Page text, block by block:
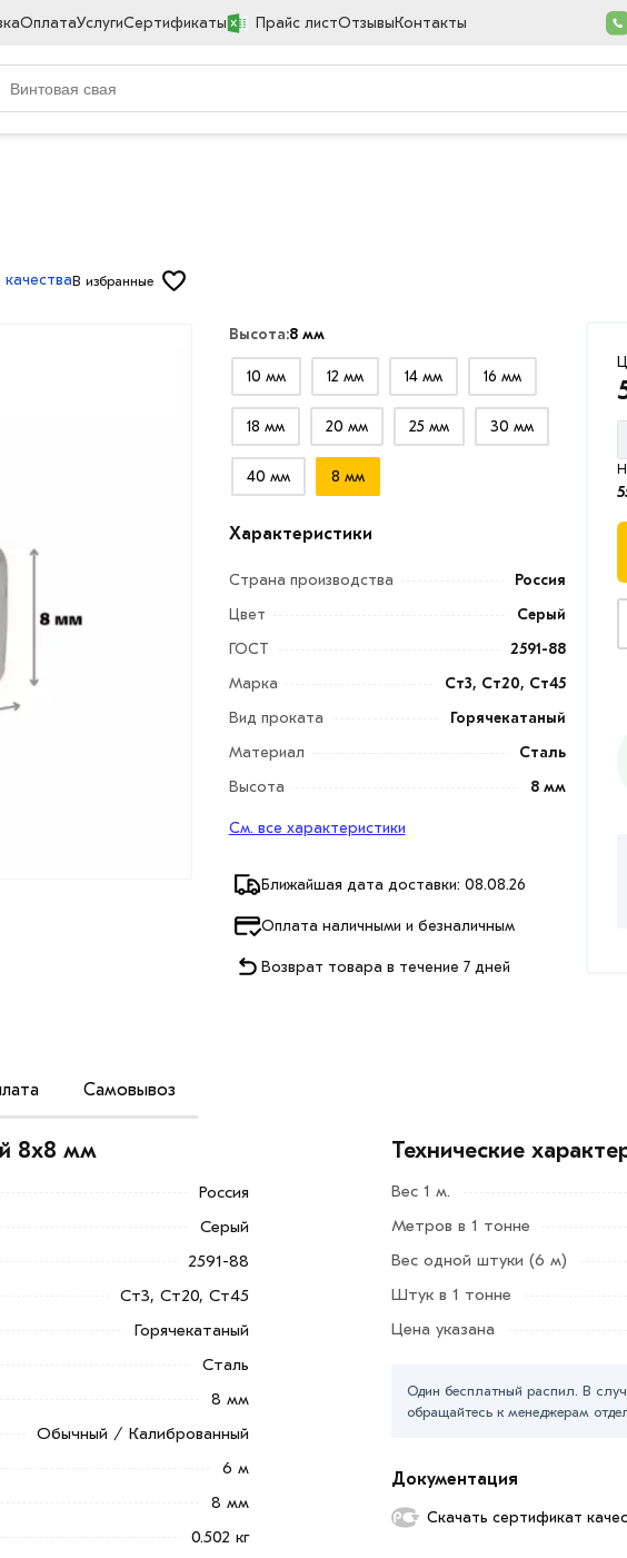
ОплатаУслугиСертификаты Прайс листОтзывыКонтакты
качестваВ избранные
Высота:8 мм
10 мм 12 мм 14 мм 16 мм
18 мм 20 мм 25 мм 30 мм
40 мм 8 мм
Характеристики
Страна производства
Россия
Цвет
Серый
ГОСТ
2591-88
Марка
Ст3, Ст20, Ст45
Вид проката
Горячекатаный
Материал
Сталь
Высота
8 мм
См. все характеристики
Ближайшая дата доставки: 08.08.26
Оплата наличными и безналичным
Возврат товара в течение 7 дней
Самовывоз
представляющая собой пруток
проката с сечением 8 мм.
элемент кованых изделий. Он может
мебели, в строительной отрасли.
по контактам указанным на сайте.
и области. Наши профессиональные
условий доставки или
всем стандартам качества.
8х8 мм
Россия
Серый
2591-88
Ст3, Ст20, Ст45
Горячекатаный
Сталь
8 мм
Обычный / Калиброванный
6 м
8 мм
0.502 кг
Технические
Вес 1 м.
Метров в 1 тонне
Вес одной штуки (6 м)
Штук в 1 тонне
Цена указана
Один бесплатный распил. В
обращайтесь к менеджерам
Документация
Скачать сертификат